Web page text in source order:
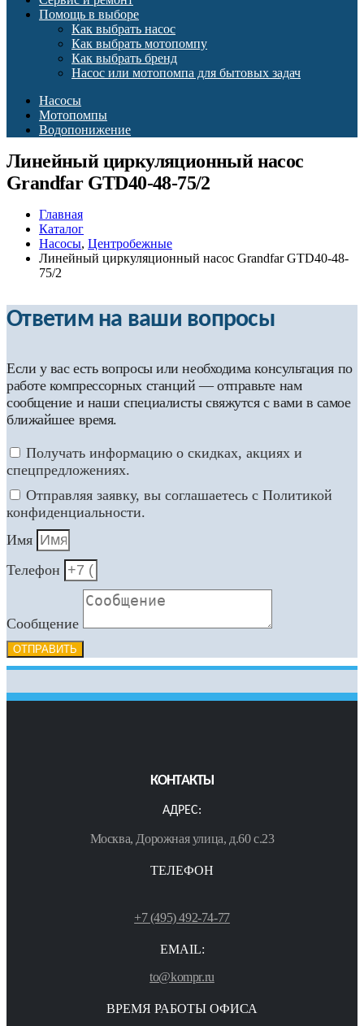
Помощь в выборе
Как выбрать насос
Как выбрать мотопомпу
Как выбрать бренд
Насос или мотопомпа для бытовых задач
Насосы
Мотопомпы
Водопонижение
Линейный циркуляционный насос
Grandfar GTD40-48-75/2
Главная
Каталог
Насосы, Центробежные
Линейный циркуляционный насос Grandfar GTD40-48-
75/2
Ответим на ваши вопросы
Если у вас есть вопросы или необходима консультация по
работе компрессорных станций — отправьте нам
сообщение и наши специалисты свяжутся с вами в самое
ближайшее время.
Получать информацию о скидках, акциях и
спецпредложениях.
Отправляя заявку, вы соглашаетесь с Политикой
конфиденциальности.
Имя
Телефон
Сообщение
ОТПРАВИТЬ
КОНТАКТЫ
АДРЕС:
Москва, Дорожная улица, д.60 с.23
ТЕЛЕФОН
+7 (495) 492-74-77
EMAIL:
to@kompr.ru
ВРЕМЯ РАБОТЫ ОФИСА